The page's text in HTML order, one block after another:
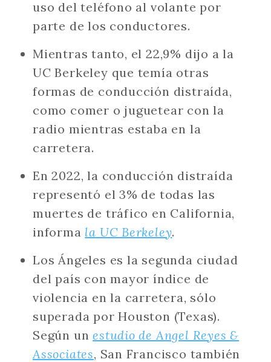
uso del teléfono al volante por
parte de los conductores.
Mientras tanto, el 22,9% dijo a la
UC Berkeley que temía otras
formas de conducción distraída,
como comer o juguetear con la
radio mientras estaba en la
carretera.
En 2022, la conducción distraída
representó el 3% de todas las
muertes de tráfico en California,
informa la UC Berkeley.
Los Ángeles es la segunda ciudad
del país con mayor índice de
violencia en la carretera, sólo
superada por Houston (Texas).
Según unestudio de Angel Reyes &
Associates, San Francisco también